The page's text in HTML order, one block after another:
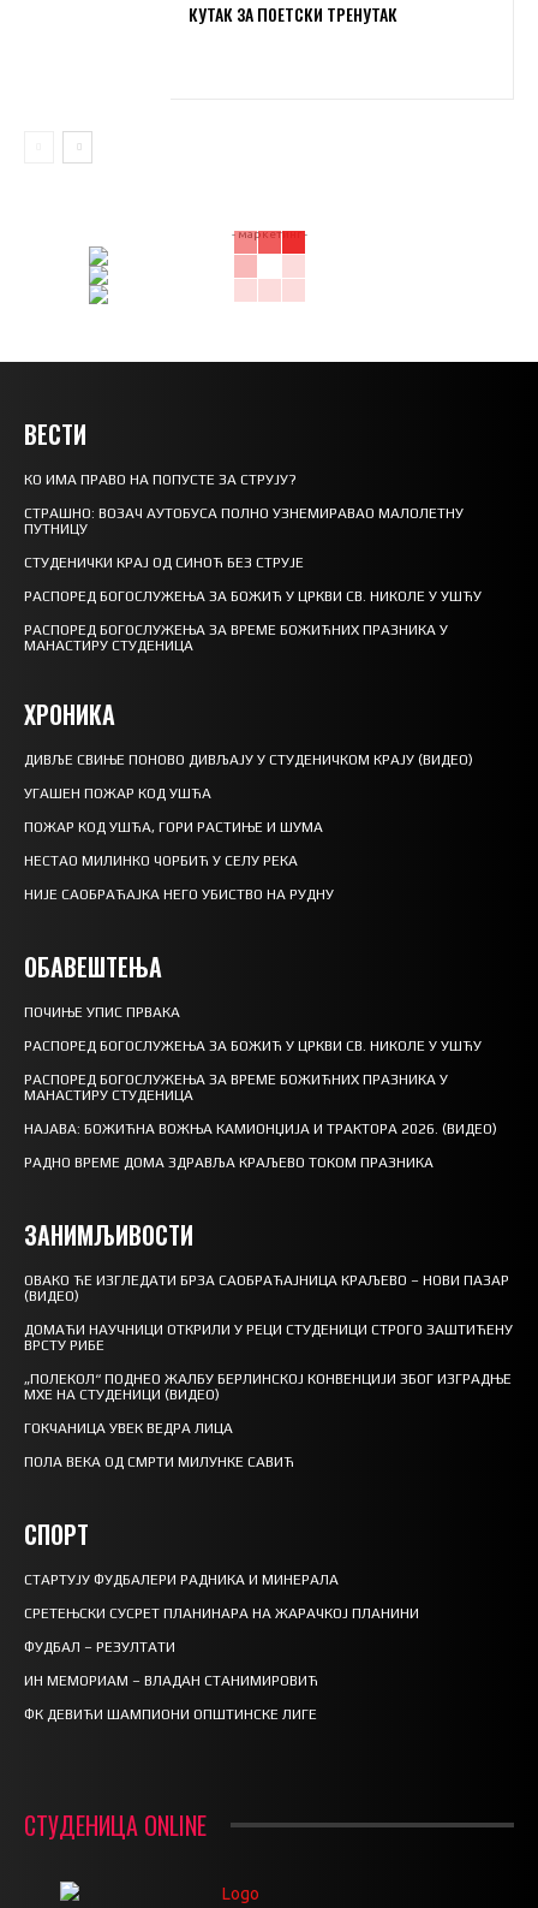
КУТАК ЗА ПОЕТСКИ ТРЕНУТАК
- маркетинг -
ВЕСТИ
КО ИМА ПРАВО НА ПОПУСТЕ ЗА СТРУЈУ?
СТРАШНО: ВОЗАЧ АУТОБУСА ПОЛНО УЗНЕМИРАВАО МАЛОЛЕТНУ
ПУТНИЦУ
СТУДЕНИЧКИ КРАЈ ОД СИНОЋ БЕЗ СТРУЈЕ
РАСПОРЕД БОГОСЛУЖЕЊА ЗА БОЖИЋ У ЦРКВИ СВ. НИКОЛЕ У УШЋУ
РАСПОРЕД БОГОСЛУЖЕЊА ЗА ВРЕМЕ БОЖИЋНИХ ПРАЗНИКА У
МАНАСТИРУ СТУДЕНИЦА
ХРОНИКА
ДИВЉЕ СВИЊЕ ПОНОВО ДИВЉАЈУ У СТУДЕНИЧКОМ КРАЈУ (ВИДЕО)
УГАШЕН ПОЖАР КОД УШЋА
ПОЖАР КОД УШЋА, ГОРИ РАСТИЊЕ И ШУМА
НЕСТАО МИЛИНКО ЧОРБИЋ У СЕЛУ РЕКА
НИЈЕ САОБРАЋАЈКА НЕГО УБИСТВО НА РУДНУ
ОБАВЕШТЕЊА
ПОЧИЊЕ УПИС ПРВАКА
РАСПОРЕД БОГОСЛУЖЕЊА ЗА БОЖИЋ У ЦРКВИ СВ. НИКОЛЕ У УШЋУ
РАСПОРЕД БОГОСЛУЖЕЊА ЗА ВРЕМЕ БОЖИЋНИХ ПРАЗНИКА У
МАНАСТИРУ СТУДЕНИЦА
НАЈАВА: БОЖИЋНА ВОЖЊА КАМИОНЏИЈА И ТРАКТОРА 2026. (ВИДЕО)
РАДНО ВРЕМЕ ДОМА ЗДРАВЉА КРАЉЕВО ТОКОМ ПРАЗНИКА
ЗАНИМЉИВОСТИ
ОВАКО ЋЕ ИЗГЛЕДАТИ БРЗА САОБРАЋАЈНИЦА КРАЉЕВО – НОВИ ПАЗАР
(ВИДЕО)
ДОМАЋИ НАУЧНИЦИ ОТКРИЛИ У РЕЦИ СТУДЕНИЦИ СТРОГО ЗАШТИЋЕНУ
ВРСТУ РИБЕ
„ПОЛЕКОЛ“ ПОДНЕО ЖАЛБУ БЕРЛИНСКОЈ КОНВЕНЦИЈИ ЗБОГ ИЗГРАДЊЕ
МХЕ НА СТУДЕНИЦИ (ВИДЕО)
ГОКЧАНИЦА УВЕК ВЕДРА ЛИЦА
ПОЛА ВЕКА ОД СМРТИ МИЛУНКЕ САВИЋ
СПОРТ
СТАРТУЈУ ФУДБАЛЕРИ РАДНИКА И МИНЕРАЛА
СРЕТЕЊСКИ СУСРЕТ ПЛАНИНАРА НА ЖАРАЧКОЈ ПЛАНИНИ
ФУДБАЛ – РЕЗУЛТАТИ
ИН МЕМОРИАМ – ВЛАДАН СТАНИМИРОВИЋ
ФК ДЕВИЋИ ШАМПИОНИ ОПШТИНСКЕ ЛИГЕ
СТУДЕНИЦА ONLINE